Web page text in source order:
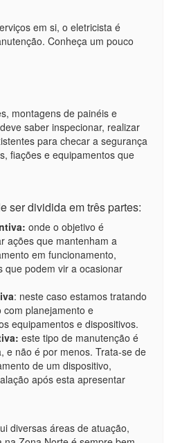
em si, o eletricista é
Conheça um pouco
montagens de painéis e
saber inspecionar, realizar
para checar a segurança
fiações e equipamentos que
ser dividida em três partes:
onde o objetivo é
ações que mantenham a
em funcionamento,
que podem vir a ocasionar
: neste caso estamos tratando
planejamento e
equipamentos e dispositivos.
este tipo de manutenção é
e não é por menos. Trata-se de
de um dispositivo,
após esta apresentar
diversas áreas de atuação,